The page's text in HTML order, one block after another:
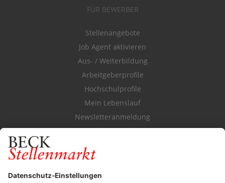
FÜR BEWERBER
Stellenangebote
Job Agent aktivieren
Aus- / Weiterbildung
Arbeitgeberprofile
Hochschulprofile
Mein Lebenslauf
Newsletteranmeldung
Durchsuchen Sie den Stellenkatalog
FÜR ARBEITGEBER
Stellenmarktpreise